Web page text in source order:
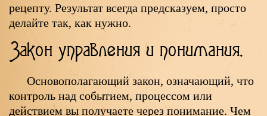
рецепту. Результат всегда предсказуем, просто
делайте так, как нужно.
Закон управления и понимания.
Основополагающий закон, означающий, что
контроль над событием, процессом или
действием вы получаете через понимание. Чем